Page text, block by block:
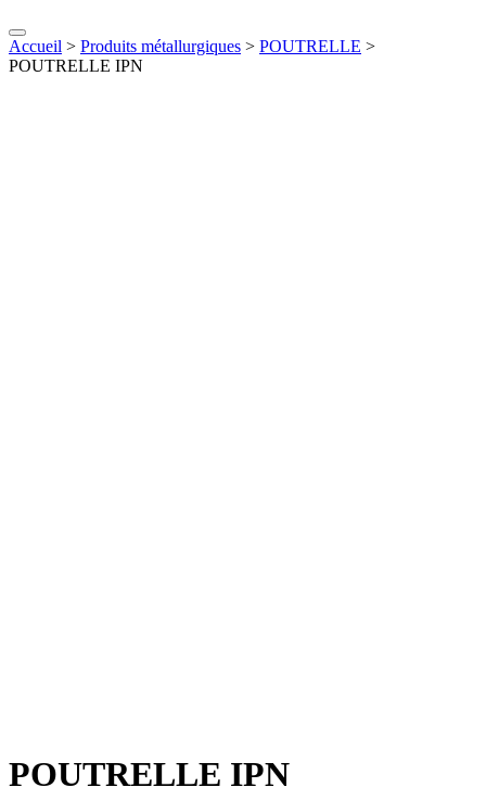
Accueil > Produits métallurgiques > POUTRELLE >
POUTRELLE IPN
POUTRELLE IPN